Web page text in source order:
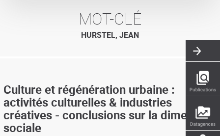
MOT-CLÉ
HURSTEL, JEAN
Culture et régénération urbaine :
activités culturelles & industries
créatives - conclusions sur la dimension
sociale